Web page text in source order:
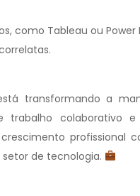
como Tableau ou Power
transformando a
colaborativo e
profissional
de tecnologia.